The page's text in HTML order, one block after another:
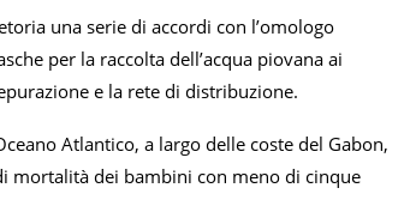
una serie di accordi con l’omologo
per la raccolta dell’acqua piovana ai
e la rete di distribuzione.
Atlantico, a largo delle coste del Gabon,
mortalità dei bambini con meno di cinque